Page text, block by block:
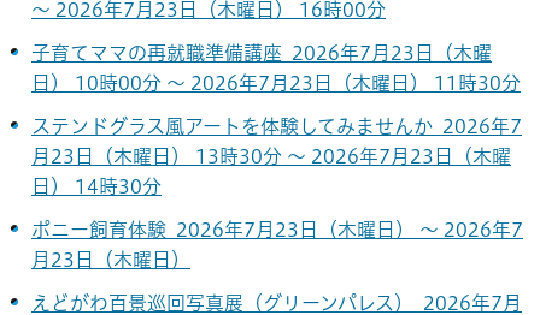
～ 2026年7月23日（木曜日） 16時00分
子育てママの再就職準備講座 2026年7月23日（木曜
日） 10時00分 ～ 2026年7月23日（木曜日） 11時30分
ステンドグラス風アートを体験してみませんか 2026年7
月23日（木曜日） 13時30分 ～ 2026年7月23日（木曜
日） 14時30分
ポニー飼育体験 2026年7月23日（木曜日） ～ 2026年7
月23日（木曜日）
えどがわ百景巡回写真展（グリーンパレス） 2026年7月